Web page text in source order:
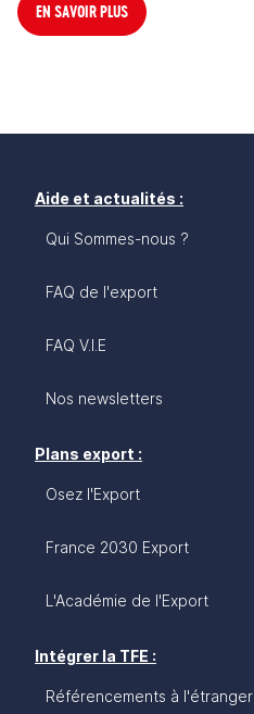
EN SAVOIR PLUS
Aide et actualités :
Qui Sommes-nous ?
FAQ de l'export
FAQ V.I.E
Nos newsletters
Plans export :
Osez l'Export
France 2030 Export
L'Académie de l'Export
Intégrer la TFE :
Référencements à l'étranger